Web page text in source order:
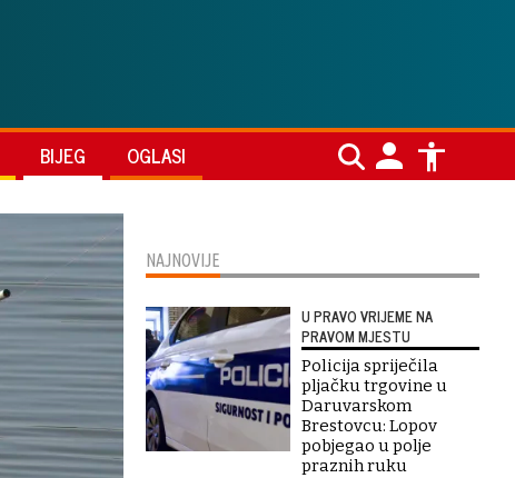
BIJEG OGLASI
NAJNOVIJE
U PRAVO VRIJEME NA
PRAVOM MJESTU
Policija spriječila
pljačku trgovine u
Daruvarskom
Brestovcu: Lopov
pobjegao u polje
praznih ruku